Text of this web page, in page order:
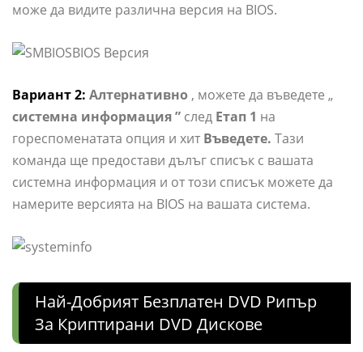
може да видите различна версия на BIOS.
Вариант 2: Алтернативно , можете да въведете „
системна информация ” след Етап 1 на
гореспоменатата опция и хит Въведете. Тази
команда ще предостави дълъг списък с вашата
системна информация и от този списък можете да
намерите версията на BIOS на вашата система.
Най-Добрият Безплатен DVD Рипър
За Криптирани DVD Дискове